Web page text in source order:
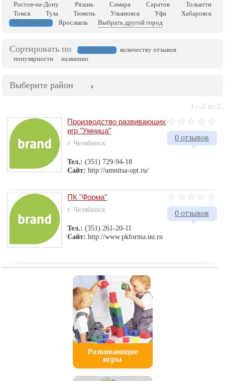
Ростов-на-Дону
Рязань Самара Саратов
Тольятти
Томск
Тула Тюмень Ульяновск Уфа Хабаровск
Челябинск Ярославль Выбрать другой город
Сортировать по рейтингу
количеству отзывов
популярности
названию
Выберите район
1—2 из 2.
0 отзывов
Производство развивающих
игр "Умница"
г. Челябинск
Тел.:(351) 729-94-18
Сайт: http://umnitsa-opt.ru/
0 отзывов
ПК "Форма"
г. Челябинск
Тел.:(351) 261-20-11
Сайт: http://www.pkforma.uu.ru
Развивающие
игры